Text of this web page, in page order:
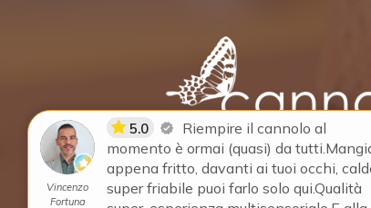
P.IVA 01729050888 - Obblighi informativi